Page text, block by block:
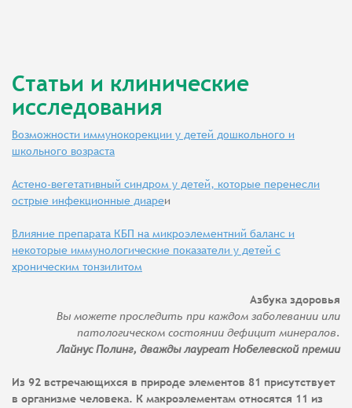
Статьи и клинические
исследования
Возможности иммунокорекции у детей дошкольного и
школьного возраста
Астено-вегетативный синдром у детей, которые перенесли
острые инфекционные диареи
Влияние препарата КБП на микроэлементний баланс и
некоторые иммунологические показатели у детей с
хроническим тонзилитом
Азбука здоровья
Вы можете проследить при каждом заболевании или
патологическом состоянии дефицит минералов.
Лайнус Полинг, дважды лауреат Нобелевской премии
Из 92 встречающихся в природе элементов 81 присутствует
в организме человека. К макроэлементам относятся 11 из